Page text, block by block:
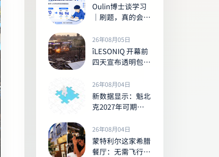
Oulin博士谈学习
｜刷题，真的会让
吗？
26年08月05日
îLESONIQ 开幕前
四天宣布透明包新
26年08月04日
新数据显示：魁北
克2027年可期待
走势
26年08月04日
蒙特利尔这家希腊
餐厅：无需飞行也